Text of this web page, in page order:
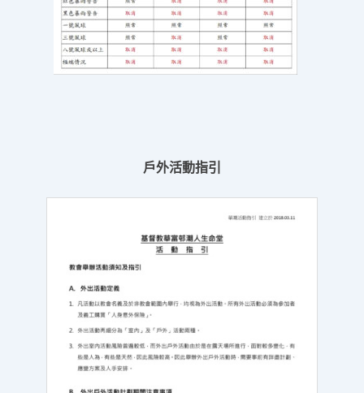
戶外活動指引